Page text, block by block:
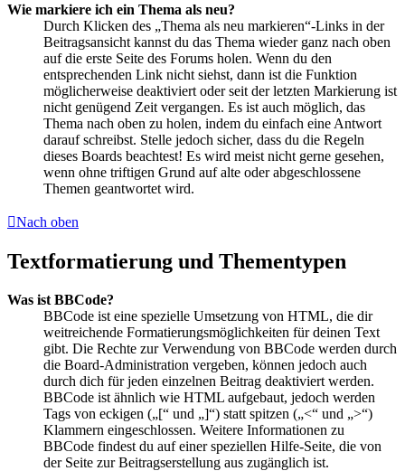
Wie markiere ich ein Thema als neu?
Durch Klicken des „Thema als neu markieren“-Links in der
Beitragsansicht kannst du das Thema wieder ganz nach oben
auf die erste Seite des Forums holen. Wenn du den
entsprechenden Link nicht siehst, dann ist die Funktion
möglicherweise deaktiviert oder seit der letzten Markierung ist
nicht genügend Zeit vergangen. Es ist auch möglich, das
Thema nach oben zu holen, indem du einfach eine Antwort
darauf schreibst. Stelle jedoch sicher, dass du die Regeln
dieses Boards beachtest! Es wird meist nicht gerne gesehen,
wenn ohne triftigen Grund auf alte oder abgeschlossene
Themen geantwortet wird.
Nach oben
Textformatierung und Thementypen
Was ist BBCode?
BBCode ist eine spezielle Umsetzung von HTML, die dir
weitreichende Formatierungsmöglichkeiten für deinen Text
gibt. Die Rechte zur Verwendung von BBCode werden durch
die Board-Administration vergeben, können jedoch auch
durch dich für jeden einzelnen Beitrag deaktiviert werden.
BBCode ist ähnlich wie HTML aufgebaut, jedoch werden
Tags von eckigen („[“ und „]“) statt spitzen („<“ und „>“)
Klammern eingeschlossen. Weitere Informationen zu
BBCode findest du auf einer speziellen Hilfe-Seite, die von
der Seite zur Beitragserstellung aus zugänglich ist.